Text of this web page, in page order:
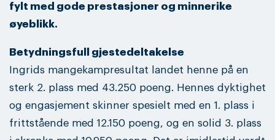
fylt med gode prestasjoner og minnerike
øyeblikk.
Betydningsfull gjestedeltakelse
Ingrids mangekampresultat landet henne på en
sterk 2. plass med 43.250 poeng. Hennes dyktighet
og engasjement skinner spesielt med en 1. plass i
frittstående med 12.150 poeng, og en solid 3. plass